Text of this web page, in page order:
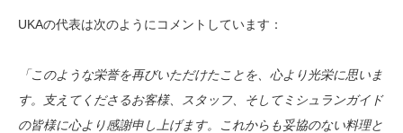
UKAの代表は次のようにコメントしています：
「このような栄誉を再びいただけたことを、心より光栄に思いま
す。支えてくださるお客様、スタッフ、そしてミシュランガイド
の皆様に心より感謝申し上げます。これからも妥協のない料理と